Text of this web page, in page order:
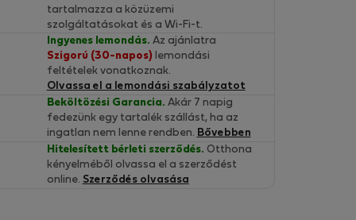
tartalmazza a közüzemi
szolgáltatásokat és a Wi-Fi-t.
Ingyenes lemondás. Az ajánlatra
Szigorú (30-napos) lemondási
feltételek vonatkoznak.
Olvassa el a lemondási szabályzatot
Beköltözési Garancia. Akár 7 napig
fedezünk egy tartalék szállást, ha az
ingatlan nem lenne rendben. Bővebben
Hitelesített bérleti szerződés. Otthona
kényelméből olvassa el a szerződést
online. Szerződés olvasása